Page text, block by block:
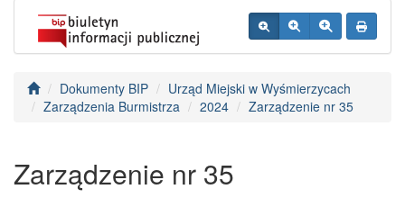
Dokumenty BIP
Urząd Miejski w Wyśmierzycach
Zarządzenia Burmistrza
2024 Zarządzenie nr 35
Zarządzenie nr 35